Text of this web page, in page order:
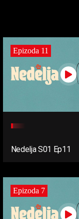
Epizoda 11
Nedelja S01 Ep11
Epizoda 7